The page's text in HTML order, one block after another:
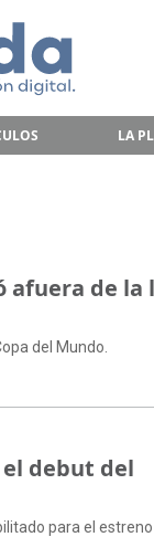
LA
afuera de la
del Mundo.
debut del
para el